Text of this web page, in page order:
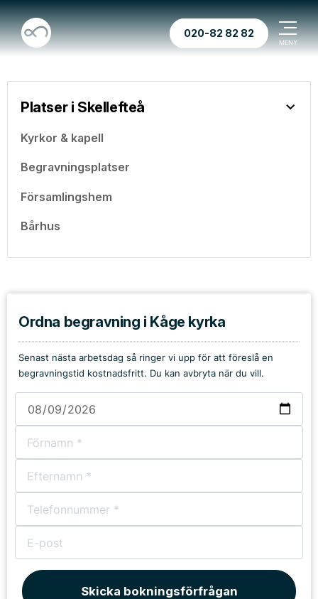
020-82 82 82
Platser i Skellefteå
Kyrkor & kapell
Begravningsplatser
Församlingshem
Bårhus
Ordna begravning i Kåge kyrka
Senast nästa arbetsdag så ringer vi upp för att föreslå en
begravningstid kostnadsfritt. Du kan avbryta när du vill.
Skicka bokningsförfrågan